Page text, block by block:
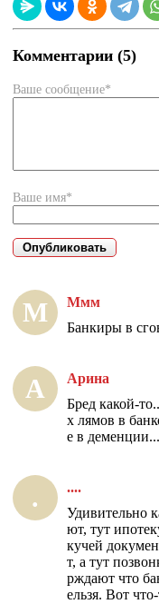
Комментарии (5)
Ваше сообщение*
Ваше имя*
М Ммм
Банкиры в
А Арина
Бред какой-
х лямов в
е в
. ....
Удивительно
ют, тут
кучей
т, а тут
рждают что
ельзя. Вот